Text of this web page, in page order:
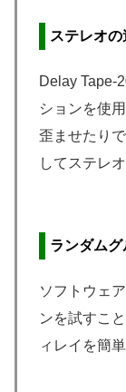
ステレオ
Delay Tape-
ションを使
歪ませたり
してステレ
ランダムグ
ソフトウェ
ンを試すこ
ィレイを簡